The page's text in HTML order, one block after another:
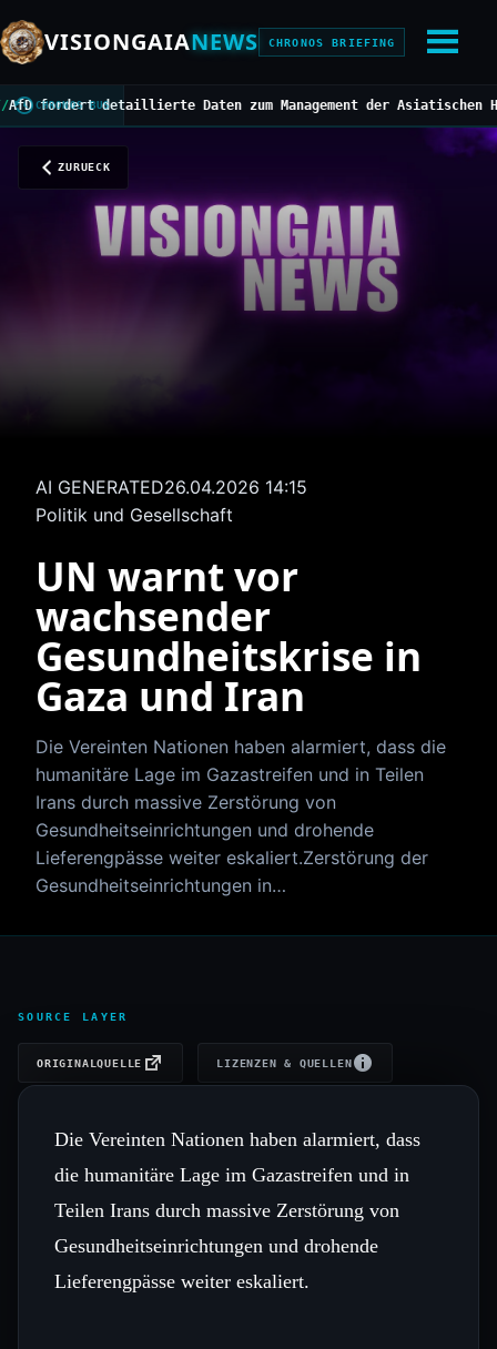
VISIONGAIANEWS CHRONOS BRIEFING
CHRONOS BUS
detaillierte Daten zum Management der Asiatischen
ZURUECK
AI GENERATED26.04.2026 14:15
Politik und Gesellschaft
UN warnt vor
wachsender
Gesundheitskrise in
Gaza und Iran
Die Vereinten Nationen haben alarmiert, dass die
humanitäre Lage im Gazastreifen und in Teilen
Irans durch massive Zerstörung von
Gesundheitseinrichtungen und drohende
Lieferengpässe weiter eskaliert.Zerstörung der
Gesundheitseinrichtungen in…
SOURCE LAYER
ORIGINALQUELLE LIZENZEN & QUELLEN
Die Vereinten Nationen haben alarmiert, dass
die humanitäre Lage im Gazastreifen und in
Teilen Irans durch massive Zerstörung von
Gesundheitseinrichtungen und drohende
Lieferengpässe weiter eskaliert.